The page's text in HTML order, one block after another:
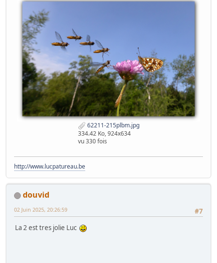
62211-215plbm.jpg
334.42 Ko, 924x634
vu 330 fois
http://www.lucpatureau.be
douvid
#7
02 Juin 2025, 20:26:59
La 2 est tres jolie Luc